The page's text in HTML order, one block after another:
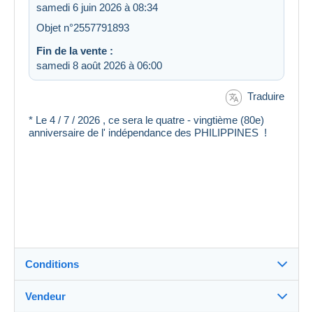
samedi 6 juin 2026 à 08:34
Objet n°2557791893
Fin de la vente :
samedi 8 août 2026 à 06:00
Traduire
* Le 4 / 7 / 2026 , ce sera le quatre - vingtième (80e)
anniversaire de l' indépendance des PHILIPPINES !
Conditions
Vendeur